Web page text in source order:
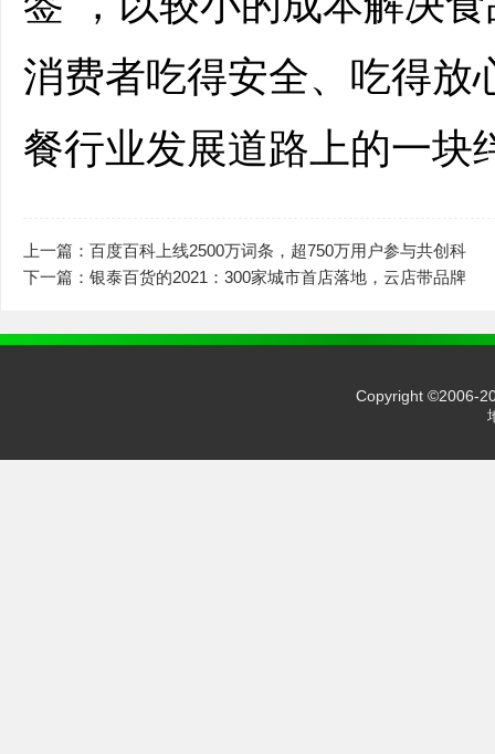
消费者吃得安全、吃得放
餐行业发展道路上的一块
上一篇：百度百科上线2500万词条，超750万用户参与共创科
下一篇：银泰百货的2021：300家城市首店落地，云店带品牌
Copyright ©2006-